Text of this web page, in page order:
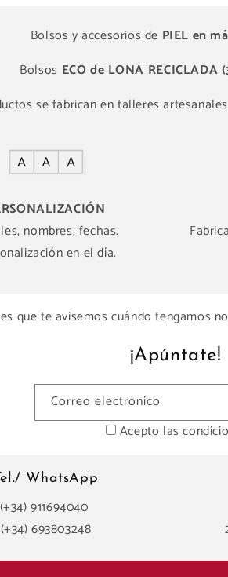
Bolsos y accesorios de PIEL en
Bolsos ECO de LONA RECICLADA
se fabrican en talleres
nombres, fechas.
en el día.
que te avisemos cuándo tengamos
¡Apúntate!
Correo electrónico
Acepto las
WhatsApp
(+34) 911694040
(+34) 693803248